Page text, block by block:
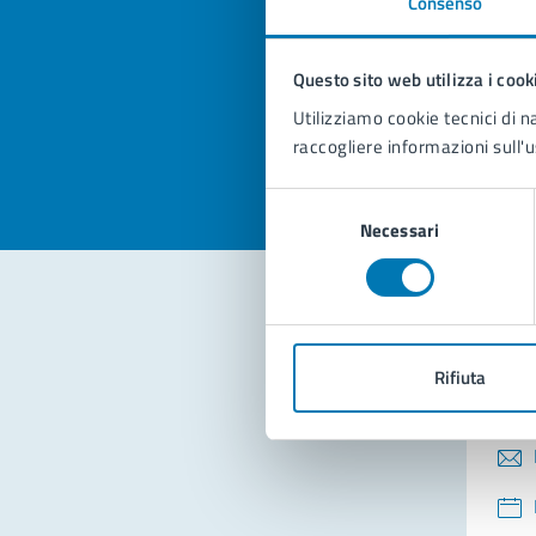
Questo sito web utilizza i
Utilizziamo cookie tecnici di
raccogliere informazioni
consenso
Necessari
Rifiuta